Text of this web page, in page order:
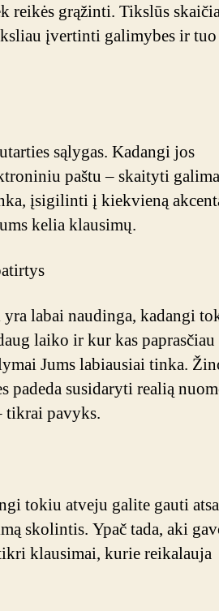
reikės grąžinti. Tikslūs
įvertinti galimybes ir
sąlygas. Kadangi jos
paštu – skaityti
įsigilinti į kiekvieną
kelia klausimų.
labai naudinga, kadangi
laiko ir kur kas paprasčiau
Jums labiausiai tinka.
padeda susidaryti realią
tikrai pavyks.
tokiu atveju galite gauti
skolintis. Ypač tada, aki
klausimai, kurie reikalauja